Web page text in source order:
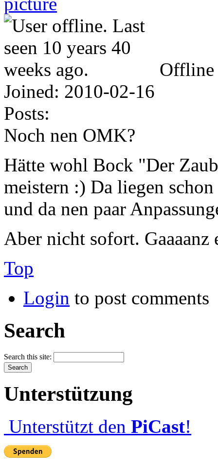
Offline
Joined: 2010-02-16
Posts:
Noch nen OMK?
Hätte wohl Bock "Der
meistern :) Da liegen
und da nen paar
Aber nicht sofort. Gaaaanz
Top
Login to post comments
Search
Search this site:
Unterstützung
Unterstützt den PiCast!